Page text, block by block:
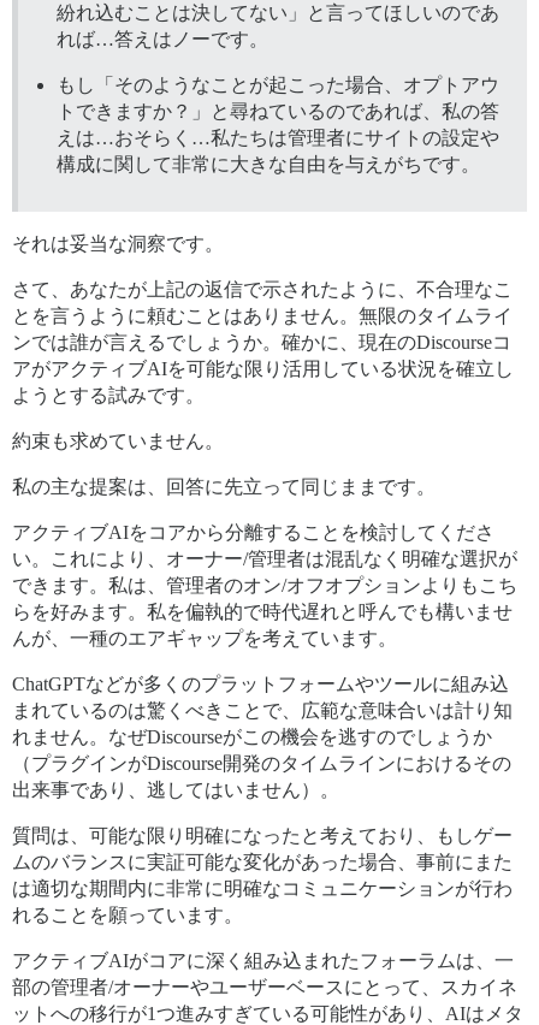
紛れ込むことは決してない」と言ってほしいのであ
れば…答えはノーです。
もし「そのようなことが起こった場合、オプトアウ
トできますか？」と尋ねているのであれば、私の答
えは…おそらく…私たちは管理者にサイトの設定や
構成に関して非常に大きな自由を与えがちです。
それは妥当な洞察です。
さて、あなたが上記の返信で示されたように、不合理なこ
とを言うように頼むことはありません。無限のタイムライ
ンでは誰が言えるでしょうか。確かに、現在のDiscourseコ
アがアクティブAIを可能な限り活用している状況を確立し
ようとする試みです。
約束も求めていません。
私の主な提案は、回答に先立って同じままです。
アクティブAIをコアから分離することを検討してくださ
い。これにより、オーナー/管理者は混乱なく明確な選択が
できます。私は、管理者のオン/オフオプションよりもこち
らを好みます。私を偏執的で時代遅れと呼んでも構いませ
んが、一種のエアギャップを考えています。
ChatGPTなどが多くのプラットフォームやツールに組み込
まれているのは驚くべきことで、広範な意味合いは計り知
れません。なぜDiscourseがこの機会を逃すのでしょうか
（プラグインがDiscourse開発のタイムラインにおけるその
出来事であり、逃してはいません）。
質問は、可能な限り明確になったと考えており、もしゲー
ムのバランスに実証可能な変化があった場合、事前にまた
は適切な期間内に非常に明確なコミュニケーションが行わ
れることを願っています。
アクティブAIがコアに深く組み込まれたフォーラムは、一
部の管理者/オーナーやユーザーベースにとって、スカイネ
ットへの移行が1つ進みすぎている可能性があり、AIはメタ